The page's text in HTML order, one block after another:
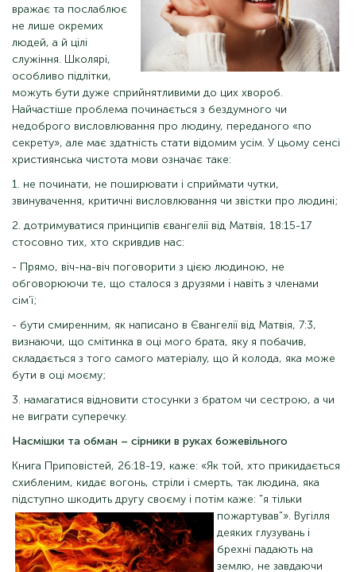
вражає та послаблює
не лише окремих
людей, а й цілі
служіння. Школярі,
особливо підлітки,
можуть бути дуже сприйнятливими до цих хвороб.
Найчастіше проблема починається з бездумного чи
недоброго висловлювання про людину, переданого «по
секрету», але має здатність стати відомим усім. У цьому сенсі
християнська чистота мови означає таке:
1. не починати, не поширювати і сприймати чутки,
звинувачення, критичні висловлювання чи звістки про людині;
2. дотримуватися принципів євангелії від Матвія, 18:15-17
стосовно тих, хто скривдив нас:
- Прямо, віч-на-віч поговорити з цією людиною, не
обговорюючи те, що сталося з друзями і навіть з членами
сім'ї;
- бути смиренним, як написано в Євангелії від Матвія, 7:3,
визнаючи, що смітинка в оці мого брата, яку я побачив,
складається з того самого матеріалу, що й колода, яка може
бути в оці моєму;
3. намагатися відновити стосунки з братом чи сестрою, а чи
не виграти суперечку.
Насмішки та обман – сірники в руках божевільного
Книга Приповістей, 26:18-19, каже: «Як той, хто прикидається
схибленим, кидає вогонь, стріли і смерть, так людина, яка
підступно шкодить другу своєму і потім каже: "я тільки
пожартував"». Вугілля
деяких глузувань і
брехні падають на
землю, не завдаючи